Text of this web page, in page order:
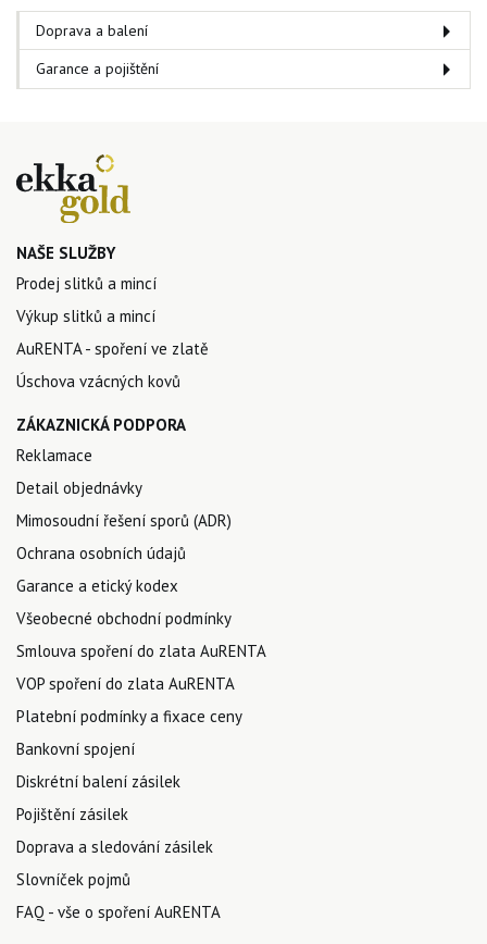
Doprava a balení
Garance a pojištění
NAŠE SLUŽBY
Prodej slitků a mincí
Výkup slitků a mincí
AuRENTA - spoření ve zlatě
Úschova vzácných kovů
ZÁKAZNICKÁ PODPORA
Reklamace
Detail objednávky
Mimosoudní řešení sporů (ADR)
Ochrana osobních údajů
Garance a etický kodex
Všeobecné obchodní podmínky
Smlouva spoření do zlata AuRENTA
VOP spoření do zlata AuRENTA
Platební podmínky a fixace ceny
Bankovní spojení
Diskrétní balení zásilek
Pojištění zásilek
Doprava a sledování zásilek
Slovníček pojmů
FAQ - vše o spoření AuRENTA